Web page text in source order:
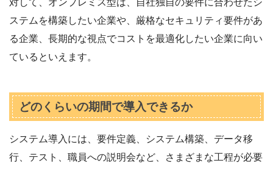
ステムを構築したい企業や、厳格なセキュリティ要件があ
る企業、長期的な視点でコストを最適化したい企業に向い
ているといえます。
どのくらいの期間で導入できるか
システム導入には、要件定義、システム構築、データ移
行、テスト、職員への説明会など、さまざまな工程が必要